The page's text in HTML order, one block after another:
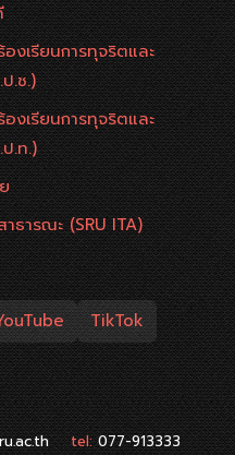
งเรียนการทุจริตและ
.ช.)
งเรียนการทุจริตและ
.ท.)
ธารณะ (SRU ITA)
TikTok
tel:077-913333